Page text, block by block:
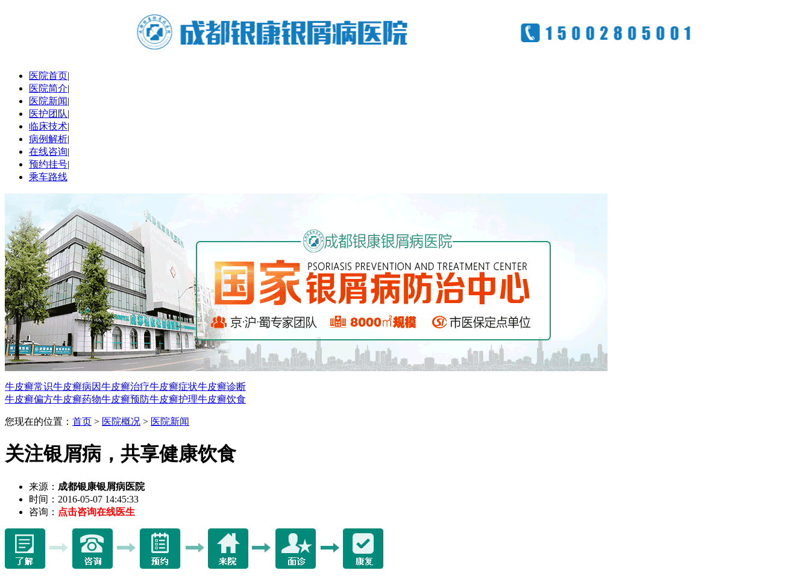
医院首页|
医院简介|
医院新闻|
医护团队|
临床技术|
病例解析|
在线咨询|
预约挂号|
乘车路线
牛皮癣常识牛皮癣病因牛皮癣治疗牛皮癣症状牛皮癣诊断
牛皮癣偏方牛皮癣药物牛皮癣预防牛皮癣护理牛皮癣饮食
您现在的位置： 首页 > 医院概况 > 医院新闻
关注银屑病，共享健康饮食
来源： 成都银康银屑病医院
时间：2016-05-07 14:45:33
咨询： 点击咨询在线医生